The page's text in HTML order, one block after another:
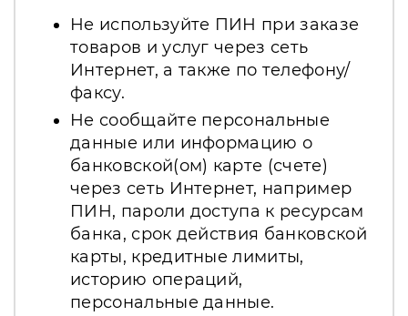
Не используйте ПИН при заказе
товаров и услуг через сеть
Интернет, а также по телефону/
факсу.
Не сообщайте персональные
данные или информацию о
банковской(ом) карте (счете)
через сеть Интернет, например
ПИН, пароли доступа к ресурсам
банка, срок действия банковской
карты, кредитные лимиты,
историю операций,
персональные данные.